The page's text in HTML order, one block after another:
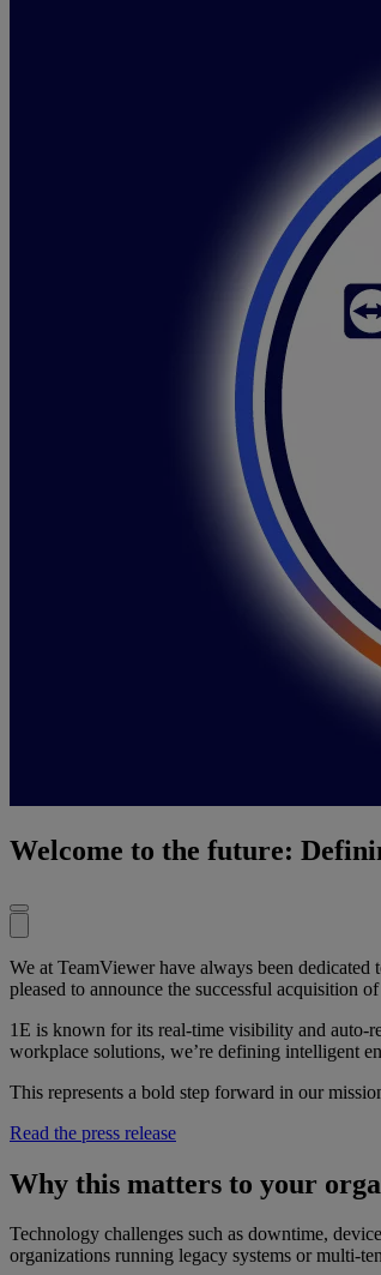
Welcome to the future:
We at TeamViewer have always been
pleased to announce the successful acquisition
1E is known for its real-time visibility and auto-
workplace solutions, we’re defining intelligent
This represents a bold step forward in our
Read the press release
Why this matters to your
Technology challenges such as downtime,
organizations running legacy systems or multi-